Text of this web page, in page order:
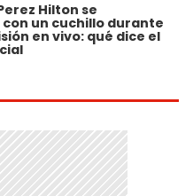
Hilton se
un cuchillo durante
en vivo: qué dice el